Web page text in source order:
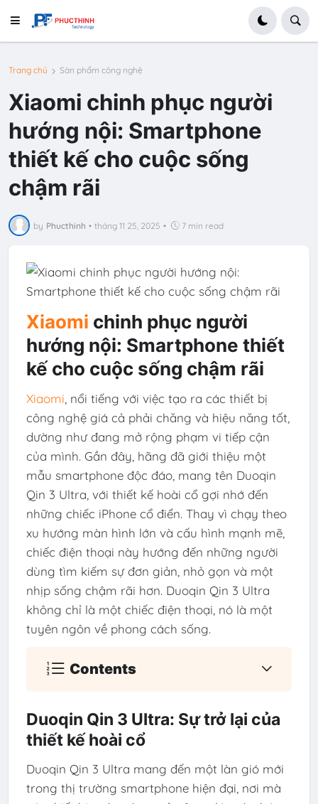
Trang chủ Sàn phẩm công nghệ
Xiaomi chinh phục người
hướng nội: Smartphone
thiết kế cho cuộc sống
chậm rãi
by Phucthinh • tháng 11 25, 2025 • 7 min read
Xiaomi chinh phục người
hướng nội: Smartphone thiết
kế cho cuộc sống chậm rãi
Xiaomi , nổi tiếng với việc tạo ra các thiết bị
công nghệ giá cả phải chăng và hiệu năng tốt,
dường như đang mở rộng phạm vi tiếp cận
của mình. Gần đây, hãng đã giới thiệu một
mẫu smartphone độc đáo, mang tên Duoqin
Qin 3 Ultra, với thiết kế hoài cổ gợi nhớ đến
những chiếc iPhone cổ điển. Thay vì chạy theo
xu hướng màn hình lớn và cấu hình mạnh mẽ,
chiếc điện thoại này hướng đến những người
dùng tìm kiếm sự đơn giản, nhỏ gọn và một
nhịp sống chậm rãi hơn. Duoqin Qin 3 Ultra
không chỉ là một chiếc điện thoại, nó là một
tuyên ngôn về phong cách sống.
Contents
Duoqin Qin 3 Ultra: Sự trở lại của
thiết kế hoài cổ
Duoqin Qin 3 Ultra mang đến một làn gió mới
trong thị trường smartphone hiện đại, nơi mà